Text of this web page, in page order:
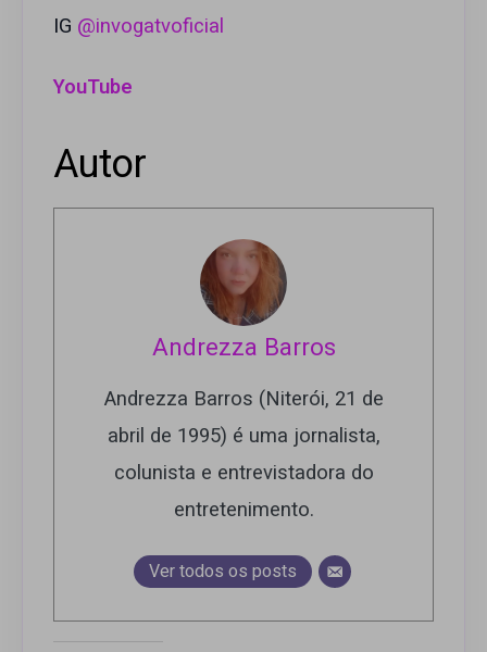
IG @invogatvoficial
YouTube
Autor
Andrezza Barros
Andrezza Barros (Niterói, 21 de
abril de 1995) é uma jornalista,
colunista e entrevistadora do
entretenimento.
Ver todos os posts